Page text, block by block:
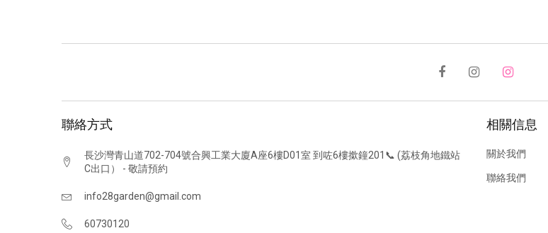
聯絡方式
長沙灣青山道702-704號合興工業大廈A座6樓D01室 到咗6樓撳鐘201📞 (荔枝角地鐵站
C出口） - 敬請預約
info28garden@gmail.com
60730120
相關信息
關於我們
聯絡我們